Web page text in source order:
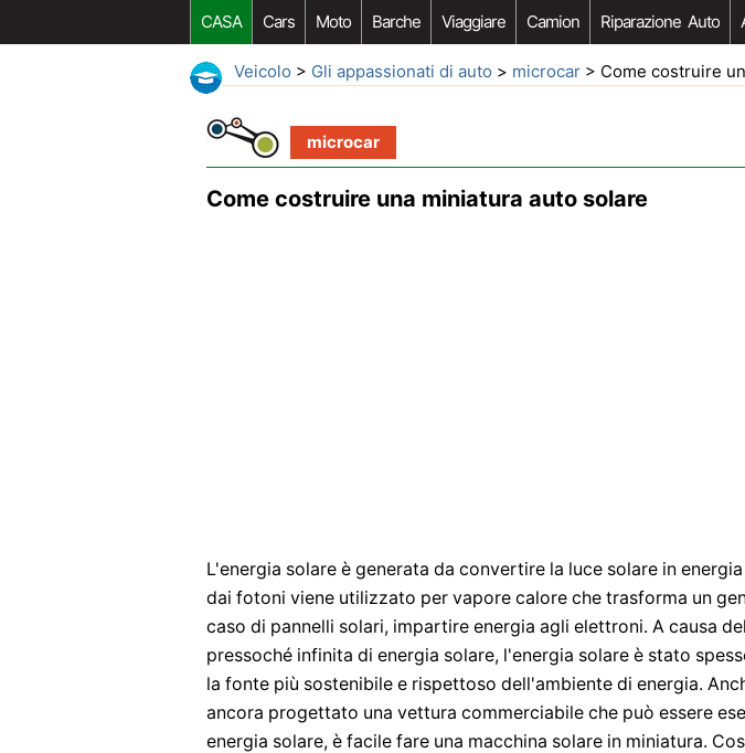
CASA Cars Moto Barche Viaggiare Camion Riparazione Auto
Veicolo > Gli appassionati di auto > microcar > Come costruire
microcar
Come costruire una miniatura auto solare
L'energia solare è generata da convertire la luce solare in
dai fotoni viene utilizzato per vapore calore che trasforma un
caso di pannelli solari, impartire energia agli elettroni. A causa
pressoché infinita di energia solare, l'energia solare è stato
la fonte più sostenibile e rispettoso dell'ambiente di energia.
ancora progettato una vettura commerciabile che può essere
energia solare, è facile fare una macchina solare in miniatura.